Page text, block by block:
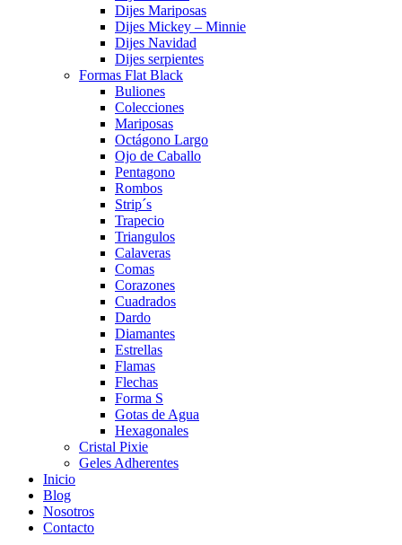
Dijes Mariposas
Dijes Mickey – Minnie
Dijes Navidad
Dijes serpientes
Formas Flat Black
Buliones
Colecciones
Mariposas
Octágono Largo
Ojo de Caballo
Pentagono
Rombos
Strip´s
Trapecio
Triangulos
Calaveras
Comas
Corazones
Cuadrados
Dardo
Diamantes
Estrellas
Flamas
Flechas
Forma S
Gotas de Agua
Hexagonales
Cristal Pixie
Geles Adherentes
Inicio
Blog
Nosotros
Contacto